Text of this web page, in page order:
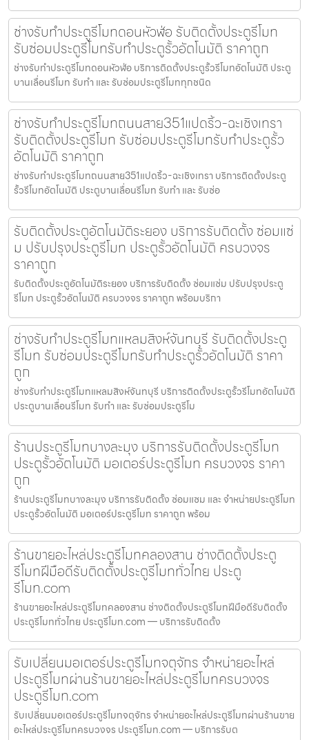
ช่างรับทำประตูรีโมทดอนหัวฬ่อ รับติดตั้งประตูรีโมท
รับซ่อมประตูรีโมทรับทำประตูรั้วอัตโนมัติ ราคาถูก
ช่างรับทำประตูรีโมทดอนหัวฬ่อ บริการติดตั้งประตูรั้วรีโมทอัตโนมัติ ประตู
บานเลื่อนรีโมท รับทำ และ รับซ่อมประตูรีโมททุกชนิด
ช่างรับทำประตูรีโมทถนนสาย351แปดริ้ว-ฉะเชิงเทรา
รับติดตั้งประตูรีโมท รับซ่อมประตูรีโมทรับทำประตูรั้ว
อัตโนมัติ ราคาถูก
ช่างรับทำประตูรีโมทถนนสาย351แปดริ้ว-ฉะเชิงเทรา บริการติดตั้งประตู
รั้วรีโมทอัตโนมัติ ประตูบานเลื่อนรีโมท รับทำ และ รับซ่อ
รับติดตั้งประตูอัตโนมัติระยอง บริการรับติดตั้ง ซ่อมแซ่
ม ปรับปรุงประตูรีโมท ประตูรั้วอัตโนมัติ ครบวงจร
ราคาถูก
รับติดตั้งประตูอัตโนมัติระยอง บริการรับติดตั้ง ซ่อมแซ่ม ปรับปรุงประตู
รีโมท ประตูรั้วอัตโนมัติ ครบวงจร ราคาถูก พร้อมบริกา
ช่างรับทำประตูรีโมทแหลมสิงห์จันทบุรี รับติดตั้งประตู
รีโมท รับซ่อมประตูรีโมทรับทำประตูรั้วอัตโนมัติ ราคา
ถูก
ช่างรับทำประตูรีโมทแหลมสิงห์จันทบุรี บริการติดตั้งประตูรั้วรีโมทอัตโนมัติ
ประตูบานเลื่อนรีโมท รับทำ และ รับซ่อมประตูรีโม
ร้านประตูรีโมทบางละมุง บริการรับติดตั้งประตูรีโมท
ประตูรั้วอัตโนมัติ มอเตอร์ประตูรีโมท ครบวงจร ราคา
ถูก
ร้านประตูรีโมทบางละมุง บริการรับติดตั้ง ซ่อมแซม และ จำหน่ายประตูรีโมท
ประตูรั้วอัตโนมัติ มอเตอร์ประตูรีโมท ราคาถูก พร้อม
ร้านขายอะไหล่ประตูรีโมทคลองสาน ช่างติดตั้งประตู
รีโมทฝีมือดีรับติดตั้งประตูรีโมททั่วไทย ประตู
รีโมท.com
ร้านขายอะไหล่ประตูรีโมทคลองสาน ช่างติดตั้งประตูรีโมทฝีมือดีรับติดตั้ง
ประตูรีโมททั่วไทย ประตูรีโมท.com — บริการรับติดตั้ง
รับเปลี่ยนมอเตอร์ประตูรีโมทจตุจักร จำหน่ายอะไหล่
ประตูรีโมทผ่านร้านขายอะไหล่ประตูรีโมทครบวงจร
ประตูรีโมท.com
รับเปลี่ยนมอเตอร์ประตูรีโมทจตุจักร จำหน่ายอะไหล่ประตูรีโมทผ่านร้านขาย
อะไหล่ประตูรีโมทครบวงจร ประตูรีโมท.com — บริการรับต